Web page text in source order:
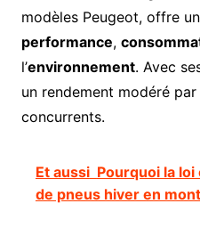
modèles Peugeot, offre
performance,
l’environnement. Avec
un rendement modéré
concurrents.
Et aussi Pourquoi la
de pneus hiver en